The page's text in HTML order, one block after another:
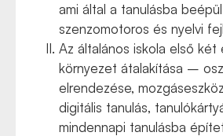
ami által a tanulásba
szenzomotoros és nyelvi
Az általános iskola első két
környezet átalakítása –
elrendezése,
digitális tanulás,
mindennapi tanulásba